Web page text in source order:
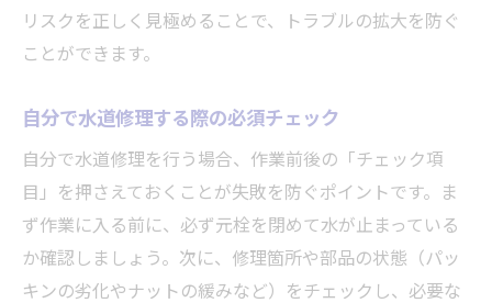
リスクを正しく見極めることで、トラブルの拡大を防ぐ
ことができます。
自分で水道修理する際の必須チェック
自分で水道修理を行う場合、作業前後の「チェック項
目」を押さえておくことが失敗を防ぐポイントです。ま
ず作業に入る前に、必ず元栓を閉めて水が止まっている
か確認しましょう。次に、修理箇所や部品の状態（パッ
キンの劣化やナットの緩みなど）をチェックし、必要な